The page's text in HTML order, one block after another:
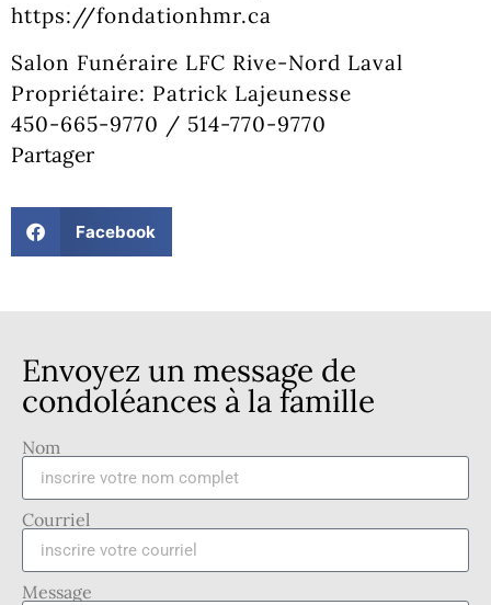
https://fondationhmr.ca
Salon Funéraire LFC Rive-Nord Laval
Propriétaire: Patrick Lajeunesse
450-665-9770 / 514-770-9770
Partager
Facebook
Envoyez un message de
condoléances à la famille
Nom
Courriel
Message